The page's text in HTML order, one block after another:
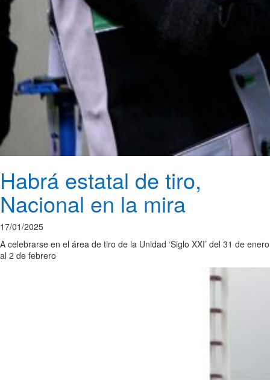
Habrá estatal de tiro,
Nacional en la mira
17/01/2025
A celebrarse en el área de tiro de la Unidad ‘Siglo XXI’ del 31 de enero
al 2 de febrero